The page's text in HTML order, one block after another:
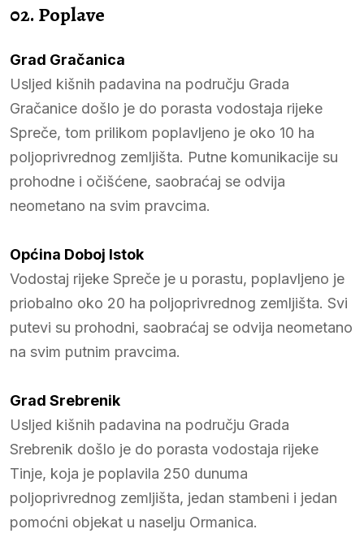
02. Poplave
Grad Gračanica
Usljed kišnih padavina na području Grada
Gračanice došlo je do porasta vodostaja rijeke
Spreče, tom prilikom poplavljeno je oko 10 ha
poljoprivrednog zemljišta. Putne komunikacije su
prohodne i očišćene, saobraćaj se odvija
neometano na svim pravcima.
Općina Doboj Istok
Vodostaj rijeke Spreče je u porastu, poplavljeno je
priobalno oko 20 ha poljoprivrednog zemljišta. Svi
putevi su prohodni, saobraćaj se odvija neometano
na svim putnim pravcima.
Grad Srebrenik
Usljed kišnih padavina na području Grada
Srebrenik došlo je do porasta vodostaja rijeke
Tinje, koja je poplavila 250 dunuma
poljoprivrednog zemljišta, jedan stambeni i jedan
pomoćni objekat u naselju Ormanica.